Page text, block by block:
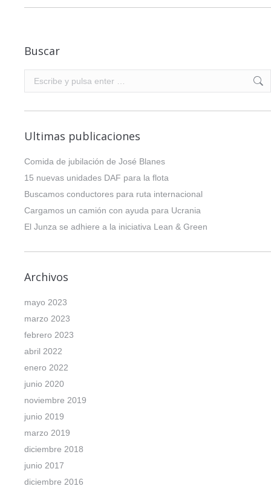
Buscar
Buscar:
Ultimas publicaciones
Comida de jubilación de José Blanes
15 nuevas unidades DAF para la flota
Buscamos conductores para ruta internacional
Cargamos un camión con ayuda para Ucrania
El Junza se adhiere a la iniciativa Lean & Green
Archivos
mayo 2023
marzo 2023
febrero 2023
abril 2022
enero 2022
junio 2020
noviembre 2019
junio 2019
marzo 2019
diciembre 2018
junio 2017
diciembre 2016